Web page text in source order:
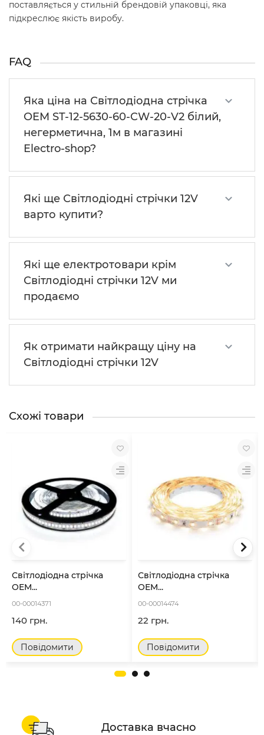
поставляється у стильній брендовій упаковці, яка
підкреслює якість виробу.
FAQ
Яка ціна на Світлодіодна стрічка
OEM ST-12-5630-60-CW-20-V2 білий,
негерметична, 1м в магазині
Electro-shop?
Які ще Світлодіодні стрічки 12V
варто купити?
Які ще електротовари крім
Світлодіодні стрічки 12V ми
продаємо
Як отримати найкращу ціну на
Світлодіодні стрічки 12V
Схожі товари
Світлодіодна стрічка
OEM...
00-00014371
140 грн.
Повідомити
Світлодіодна стрічка
OEM...
00-00014474
22 грн.
Повідомити
Доставка вчасно